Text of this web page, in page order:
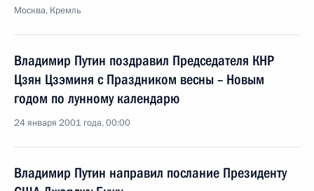
Москва, Кремль
Владимир Путин поздравил Председателя КНР
Цзян Цзэминя с Праздником весны – Новым
годом по лунному календарю
24 января 2001 года, 00:00
Владимир Путин направил послание Президенту